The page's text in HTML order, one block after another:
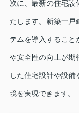
次に、最新の住宅設
たします。新築一戸
テムを導入すること
や安全性の向上が期
した住宅設計や設
境を実現できます。